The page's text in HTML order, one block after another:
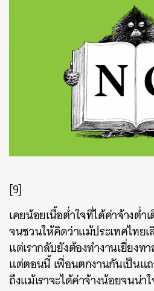
[9]
เคยน้อยเนื้อต่ำใจที่ได้ค่าจ้างต่ำ
จนชวนให้คิดว่าแม้ประเทศไทย
แต่เรากลับยังต้องทำงานเยี่ยง
แต่ตอนนี้ เพื่อนตกงานกันเป็นแ
ถึงแม้เราจะได้ค่าจ้างน้อยจนน่า